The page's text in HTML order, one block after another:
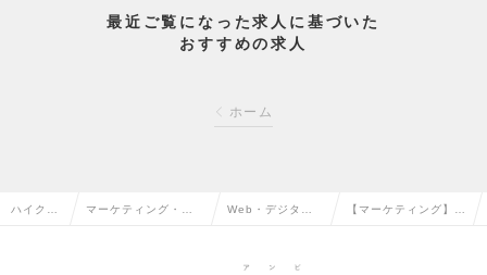
最近ご覧になった求人に基づいた
おすすめの求人
ホーム
ハイクラ マーケティング・販 Web・デジタル 【マーケティング】W